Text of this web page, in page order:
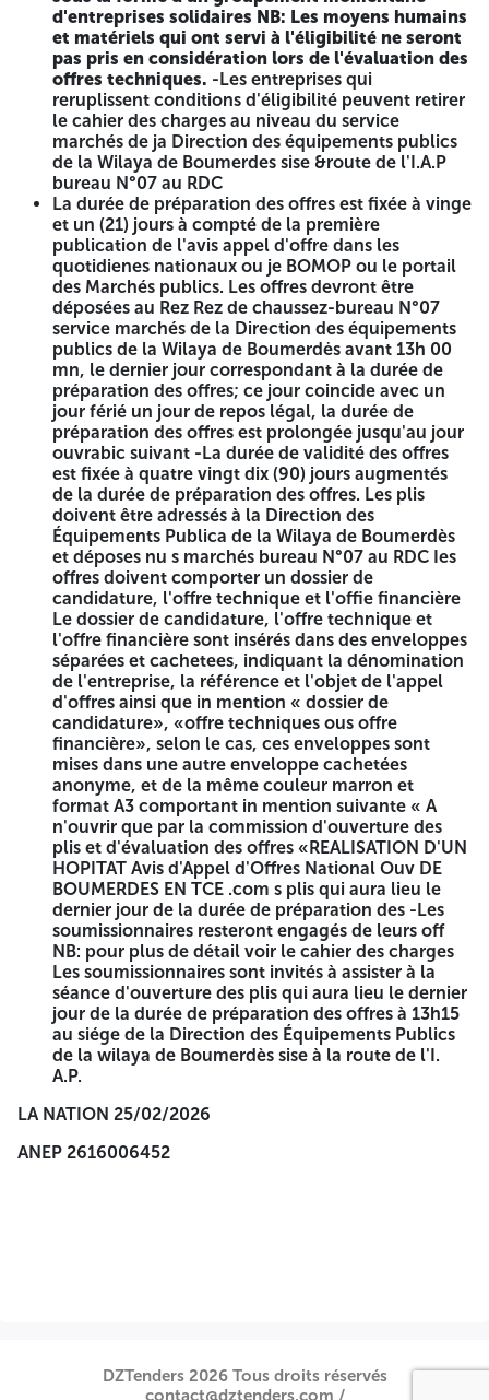
30*30 cm CHAINAGE EN BETON D'EPAISSEUR 15 сль ET
REMPLISSAGE LN BRIQUE DIF 15 em DUPAISSEUR CRNICHE
EN BETON LEGEREMENT ARME ep 0,10 m DEBORDANT DE
0,10 m DI: CHAQUE COTE, FLLMENTS DECORATIES,
CREPISSAGE AL MORTIER DE CIMENT PI PEINTURE
VINYLIQUE SUR LES DEUX FACES, FERRONNLRIL, PINTURE
ANTI ROUILLE ET 02 COUCHES GLYCEROPHTALIQUIS,
JOINT IN POLYSTYRENE, MAIN D'OEUVRI IT YOU FES
AUTRE SUJETIONS POURIEMETRE LINEAIRE FINI
02) REALISATION D'UN MUR DE CLOTURE MIXIE D'UNE
HAUTEUR DE 3,00 m AVEC STRUCTURE IN BETON ARME, Y
COMPRIS TERRASSEMENT, REMBLAIS, EVACUATION, GROS
BETON, BETON DE PROPRETE, SEMELLES ISOLEES OU
JUMELEES, AMORCES POTEAUX AVEC RATTRAPAGI DE
NIVEAU AVEC VOILE H((1,40 à 1,50) m, LONGRINES
POTEAUX DE 30-30 cm CHAINAGE PIN BETON
D'EPAISSEUR 15 cm ET REMPLISSAGE EN BRIQUE DE 1
D'EPAISSEUR CRNICHE EN BETON LEGEREMENT ARME cp
0,10 m DEBORDANT DE 0,10 m DE CHAQUE COTE,
ELEMENTS DECORATIFS, CREPISSAGE AU MORTIER DE
CIMENT ET PEINTURE VINYLIQUESUR LES DEUX FACES,
FERRONNERIE, PEINTURE ANTI- ROUILLE FT 02 COUCHES
GLYCEROPHTALIQUES, JOINT EN POLYSTYRENE, MAIN
D'ŒUVRE ET TOUTES AUTRE SUJETIONS POUR LE METRE
LINLAIRE FINI
03)- REALISATION D'UN MUR DE CLOTURE MIXTE D'UNE
HAUTEUR DF 2,50 m A PARTIR DU NIVEAU MUR DE
SOUTENNEMENT AVEC STRUCTURE EN BETON ARMP, Y
COMPRIS LONGRINES POTEAUX DE 30-30 cm CHAINAGI
EN BETON D'EPAISSEUR 15 cm ET REMPLISSAGE LN
BRIQUE DE 15 cm D'EPAISSEUR CRNICHE EN BETON
LEGEREMENT ARME ep 0,10 m DEBORDANI DE 0,10 m DE
CHAQUE COTE, ELEMENTS DECORATIFS, CREPISSAGE AU
MORTIER DE CIMENT ET PLINTURE VINYLIQUESUR LES
DEUX FACES, FERRONNERIE, PEINTURE ANTI-ROUILLE ET
02 COUCHES GLYCEROPHTALIQUES, JOINT EN
POLYSTYRENE, MAIN D'OEUVRE ET TOUTES AUTRE
SUJEITONS POUR LE METRE LINEAIRE FINI,
04) REALISATION D'UN MUR DE CLOTURE MIXTE D'UNE
HAUTEUR DE 2,50 m A PARTIR DU NIVEAU MUR DE
SOUTENNEMENT AVEC STRUCTURE IIN DETON ARME, Y
COMPRIS LONGRINES POTEAUX DE 30*30cm CHAINAGE
EN BETON D'EPAISSEUR 15 cin ET REMPLISSAGE EN
DRIQUE DE 15 cm D'EPAISSEUR + CRNICHE EN BETON
LEGEREMENT ARML ep 0,10 m DEBORDANT DE 0,10 m DE
CHAQUE COTE, ELEMENTS DECORATIFS, CREPISSAGE AU
MORTIER DE CIMENT ET PEINTURE VINYLIQUESUR LES
DEUX FACES, FERRONNERIE, PEINTURE ANTI-ROUILLE FT
02 COUCHES GLYCEROPHTALIQUES, JOINT EN
POLYSTYRENE, MAIN D'EUVRE ET TOUTES AUTRE
SUJETIONS POUR LE METRE LINEAIRE FINI.
05)-FOURNITURE ET POSE DE PORTAIL METALLIQUE Y
EXTERIEUR HAUTEUR DE 1,00 m Y COMPRIS SCELI.PMENT
DE FIXATION PEINTURE ANTI-ROUILLE, CEINTURE EN
d'entreprises solidaires NB: Les moyens humains
et matériels qui ont servi à l'éligibilité ne seront
pas pris en considération lors de l'évaluation des
offres techniques. -Les entreprises qui
reruplissent conditions d'éligibilité peuvent retirer
le cahier des charges au niveau du service
marchés de ja Direction des équipements publics
de la Wilaya de Boumerdes sise &route de l'I.A.P
bureau N°07 au RDC
La durée de préparation des offres est fixée à vinge
et un (21) jours à compté de la première
publication de l'avis appel d'offre dans les
quotidienes nationaux ou je BOMOP ou le portail
des Marchés publics. Les offres devront être
déposées au Rez Rez de chaussez-bureau N°07
service marchés de la Direction des équipements
publics de la Wilaya de Boumerdės avant 13h 00
mn, le dernier jour correspondant à la durée de
préparation des offres; ce jour coincide avec un
jour férié un jour de repos légal, la durée de
préparation des offres est prolongée jusqu'au jour
ouvrabic suivant -La durée de validité des offres
est fixée à quatre vingt dix (90) jours augmentés
de la durée de préparation des offres. Les plis
doivent être adressés à la Direction des
Équipements Publica de la Wilaya de Boumerdès
et déposes nu s marchés bureau N°07 au RDC Ies
offres doivent comporter un dossier de
candidature, l'offre technique et l'offie financière
Le dossier de candidature, l'offre technique et
l'offre financière sont insérés dans des enveloppes
séparées et cachetees, indiquant la dénomination
de l'entreprise, la référence et l'objet de l'appel
d'offres ainsi que in mention « dossier de
candidature», «offre techniques ous offre
financière», selon le cas, ces enveloppes sont
mises dans une autre enveloppe cachetées
anonyme, et de la même couleur marron et
format A3 comportant in mention suivante « A
n'ouvrir que par la commission d'ouverture des
plis et d'évaluation des offres «REALISATION D'UN
HOPITAT Avis d'Appel d'Offres National Ouv DE
BOUMERDES EN TCE .com s plis qui aura lieu le
dernier jour de la durée de préparation des -Les
soumissionnaires resteront engagés de leurs off
NB: pour plus de détail voir le cahier des charges
Les soumissionnaires sont invités à assister à la
séance d'ouverture des plis qui aura lieu le dernier
jour de la durée de préparation des offres à 13h15
au siége de la Direction des Équipements Publics
de la wilaya de Boumerdès sise à la route de l'I.
A.P.
LA NATION 25/02/2026
ANEP 2616006452
DZTenders 2026 Tous droits réservés
contact@dztenders.com /